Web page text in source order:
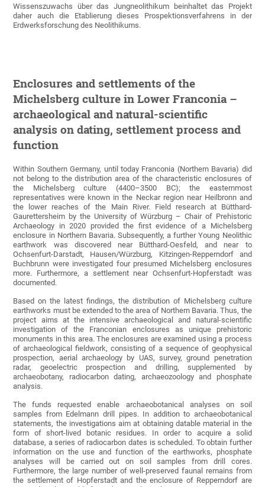
Wissenszuwachs über das Jungneolithikum beinhaltet das Projekt
daher auch die Etablierung dieses Prospektionsverfahrens in der
Erdwerksforschung des Neolithikums.
Enclosures and settlements of the
Michelsberg culture in Lower Franconia –
archaeological and natural-scientific
analysis on dating, settlement process and
function
Within Southern Germany, until today Franconia (Northern Bavaria) did
not belong to the distribution area of the characteristic enclosures of
the Michelsberg culture (4400–3500 BC); the easternmost
representatives were known in the Neckar region near Heilbronn and
the lower reaches of the Main River. Field research at Bütthard-
Gaurettersheim by the University of Würzburg – Chair of Prehistoric
Archaeology in 2020 provided the first evidence of a Michelsberg
enclosure in Northern Bavaria. Subsequently, a further Young Neolithic
earthwork was discovered near Bütthard-Oesfeld, and near to
Ochsenfurt-Darstadt, Hausen/Würzburg, Kitzingen-Repperndorf and
Buchbrunn were investigated four presumed Michelsberg enclosures
more. Furthermore, a settlement near Ochsenfurt-Hopferstadt was
documented.
Based on the latest findings, the distribution of Michelsberg culture
earthworks must be extended to the area of Northern Bavaria. Thus, the
project aims at the intensive archaeological and natural-scientific
investigation of the Franconian enclosures as unique prehistoric
monuments in this area. The enclosures are examined using a process
of archaeological fieldwork, consisting of a sequence of geophysical
prospection, aerial archaeology by UAS, survey, ground penetration
radar, geoelectric prospection and drilling, supplemented by
archaeobotany, radiocarbon dating, archaeozoology and phosphate
analysis.
The funds requested enable archaeobotanical analyses on soil
samples from Edelmann drill pipes. In addition to archaeobotanical
statements, the investigations aim at obtaining datable material in the
form of short-lived botanic residues. In order to acquire a solid
database, a series of radiocarbon dates is scheduled. To obtain further
information on the use and function of the earthworks, phosphate
analyses will be carried out on soil samples from drill cores.
Furthermore, the large number of well-preserved faunal remains from
the settlement of Hopferstadt and the enclosure of Repperndorf are